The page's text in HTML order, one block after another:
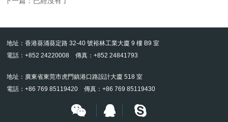
地址：香港葵涌葵定路 32-40 號裕林工業大廈 9 樓 B9 室
電話：+852 24220008 傳真：+852 24841793
地址：廣東省東莞市虎門鎮港口路設計大廈 518 室
電話：+86 769 85119420 傳真：+86 769 85119430